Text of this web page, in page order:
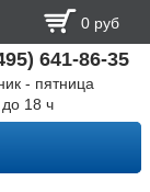
0 руб
641-86-35
- пятница
18 ч